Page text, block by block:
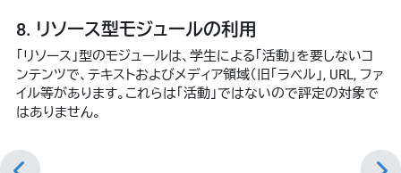
8. リソース型モジュールの利用
「リソース」型のモジュールは、学生による「活動」を要しないコ
ンテンツで、テキストおよびメディア領域（旧「ラベル」, URL, ファ
イル等があります。これらは「活動」ではないので評定の対象で
はありません。